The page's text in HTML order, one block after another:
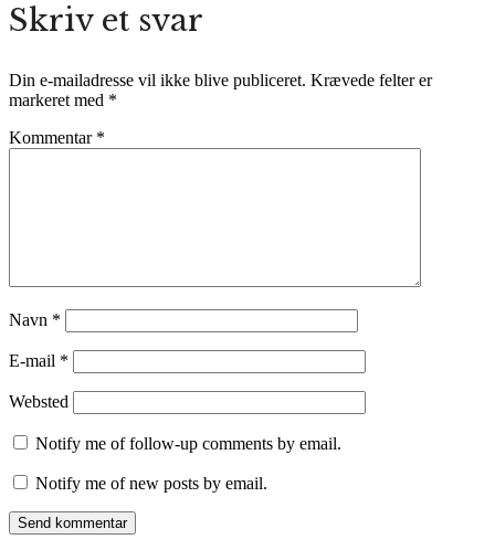
Skriv et svar
Din e-mailadresse vil ikke blive publiceret. Krævede felter er
markeret med *
Kommentar *
Navn *
E-mail *
Websted
Notify me of follow-up comments by email.
Notify me of new posts by email.